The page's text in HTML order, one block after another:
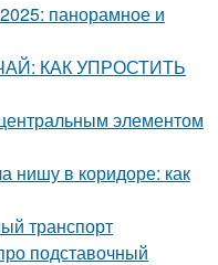
панорамное и
КАК УПРОСТИТЬ
элементом
нишу в коридоре: как
транспорт
подставочный